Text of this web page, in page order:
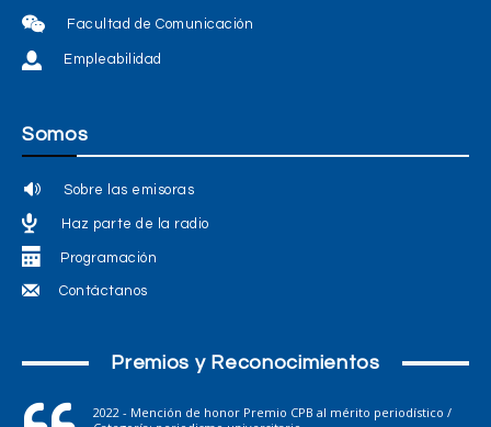
Facultad de Comunicación
Empleabilidad
Somos
Sobre las emisoras
Haz parte de la radio
Programación
Contáctanos
Premios y Reconocimientos
2022 - Mención de honor Premio CPB al mérito periodístico /